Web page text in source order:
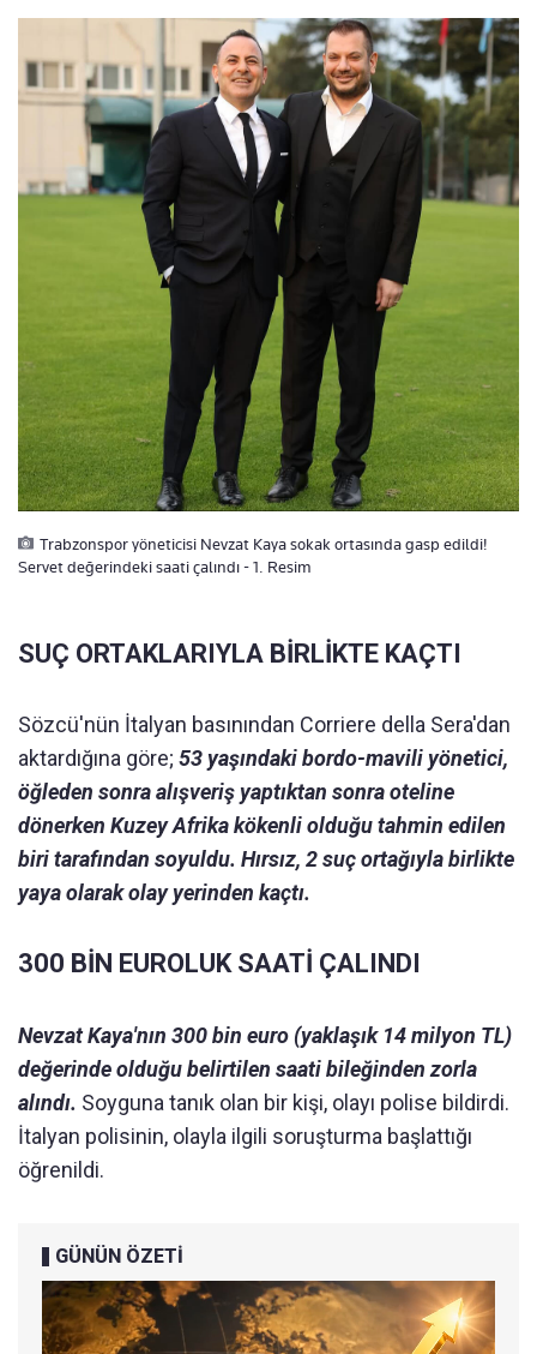
Trabzonspor yöneticisi Nevzat Kaya sokak ortasında gasp edildi!
Servet değerindeki saati çalındı - 1. Resim
SUÇ ORTAKLARIYLA BİRLİKTE KAÇTI
Sözcü'nün İtalyan basınından Corriere della Sera'dan
aktardığına göre; 53 yaşındaki bordo-mavili yönetici,
öğleden sonra alışveriş yaptıktan sonra oteline
dönerken Kuzey Afrika kökenli olduğu tahmin edilen
biri tarafından soyuldu. Hırsız, 2 suç ortağıyla birlikte
yaya olarak olay yerinden kaçtı.
300 BİN EUROLUK SAATİ ÇALINDI
Nevzat Kaya'nın 300 bin euro (yaklaşık 14 milyon TL)
değerinde olduğu belirtilen saati bileğinden zorla
alındı. Soyguna tanık olan bir kişi, olayı polise bildirdi.
İtalyan polisinin, olayla ilgili soruşturma başlattığı
öğrenildi.
GÜNÜN ÖZETİ